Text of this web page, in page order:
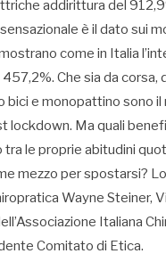
addirittura del
è il dato sui
come in Italia
Che sia da corsa,
bici e monopattino sono il
lockdown. Ma quali
le proprie abitudini
mezzo per spostarsi?
Wayne Steiner,
Italiana
Comitato di Etica.